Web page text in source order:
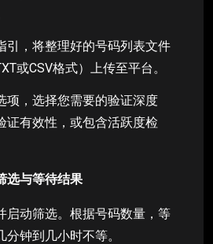
引，将整理好的号码列表文件
或CSV格式）上传至平台。
项，选择您需要的验证深度
证有效性，或包含活跃度检
选与等待结果
启动筛选。根据号码数量，等
分钟到几小时不等。